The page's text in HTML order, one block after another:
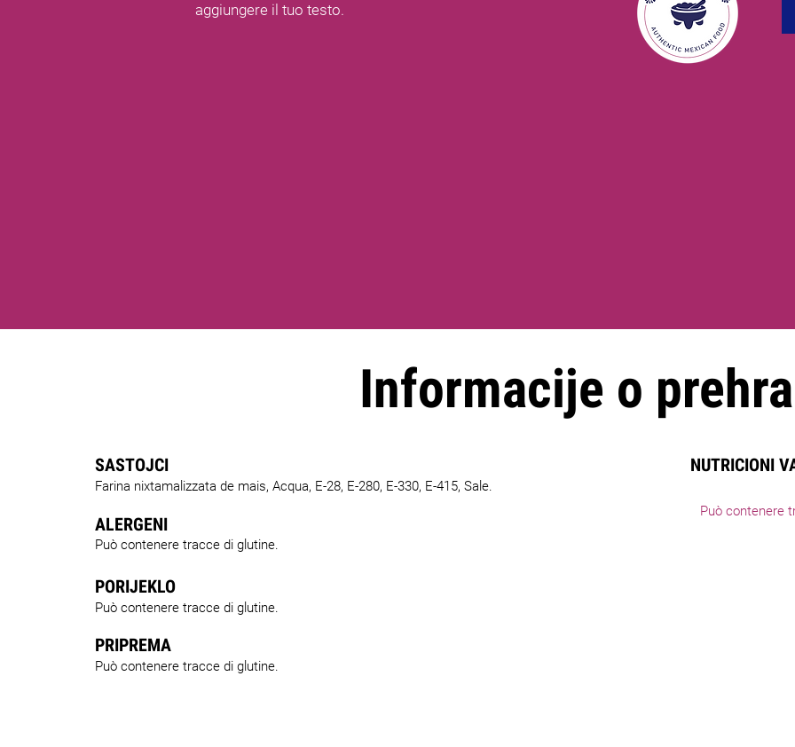
aggiungere il tuo testo.
Informacije o
SASTOJCI
Farina nixtamalizzata de mais, Acqua, E-28, E-280, E-330, E-415, Sale.
ALERGENI
Può contenere tracce di glutine.
PORIJEKLO
Può contenere tracce di glutine.
PRIPREMA
Può contenere tracce di glutine.
NUTRICIONI
Può contenere